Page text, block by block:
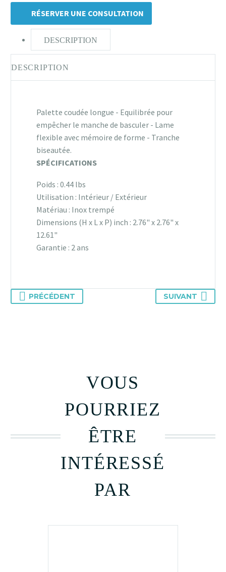
RÉSERVER UNE CONSULTATION
DESCRIPTION
DESCRIPTION
Palette coudée longue - Equilibrée pour
empêcher le manche de basculer - Lame
flexible avec mémoire de forme - Tranche
biseautée.
SPÉCIFICATIONS
Poids : 0.44 lbs
Utilisation : Intérieur / Extérieur
Matériau : Inox trempé
Dimensions (H x L x P) inch : 2.76" x 2.76" x
12.61"
Garantie : 2 ans
PRÉCÉDENT SUIVANT
VOUS
POURRIEZ
ÊTRE
INTÉRESSÉ
PAR